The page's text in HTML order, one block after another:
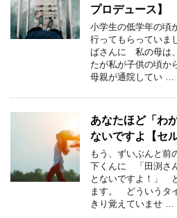
プロデュース】
小学生の低学年の頃
行ってもらっていま
ばさんに 私の母は
たが私が子供の頃か
母親が通院してい …
あなたほど「わ
ないですよ【セ
もう、ずいぶんと前
下くんに 「田渕さ
とないですよ！」
ます。 どういうタ
きり覚えていませ …